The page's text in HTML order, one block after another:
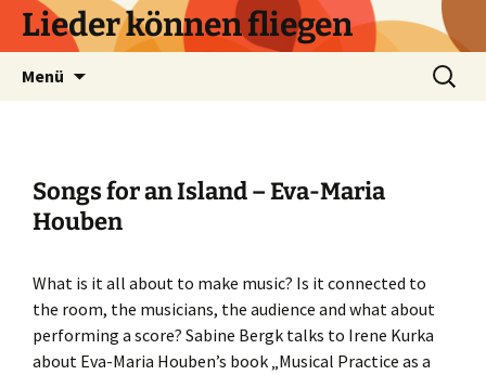
Zum
InhaltLieder können fliegen
Menü
Suchen
nach:
Songs for an Island – Eva-Maria
Houben
What is it all about to make music? Is it connected to
the room, the musicians, the audience and what about
performing a score? Sabine Bergk talks to Irene Kurka
about Eva-Maria Houben’s book „Musical Practice as a